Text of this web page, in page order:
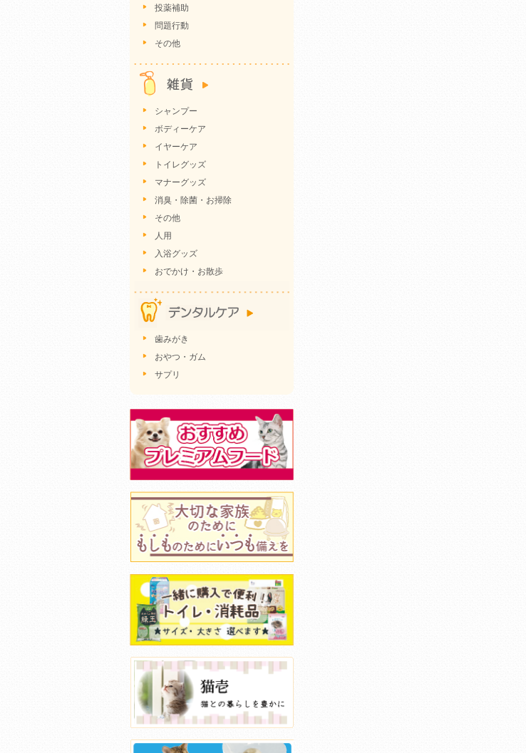
投薬補助
問題行動
その他
シャンプー
ボディーケア
イヤーケア
トイレグッズ
マナーグッズ
消臭・除菌・お掃除
その他
人用
入浴グッズ
おでかけ・お散歩
歯みがき
おやつ・ガム
サプリ